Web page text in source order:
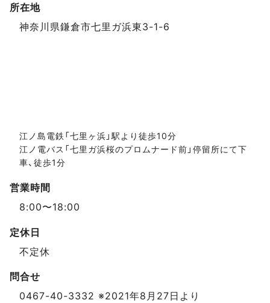
スポットデータ
所在地
神奈川県鎌倉市七里ガ浜東3-1-6
江ノ島電鉄「七里ヶ浜」駅より徒歩10分
江ノ電バス「七里ガ浜桜のプロムナード前」停留所にて下
車、徒歩1分
営業時間
8:00〜18:00
定休日
不定休
問合せ
0467-40-3332 ※2021年8月27日より